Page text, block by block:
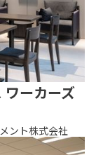
ワーカーズ
ント株式会社